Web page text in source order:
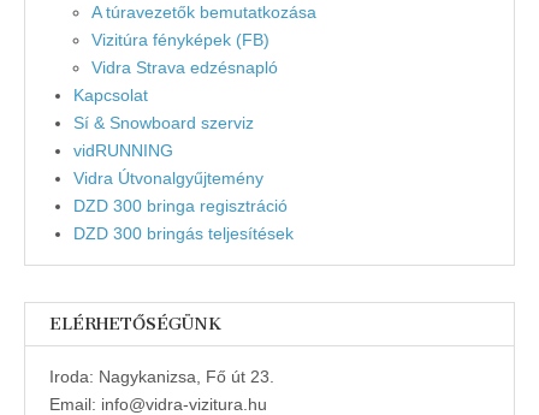
A túravezetők bemutatkozása
Vizitúra fényképek (FB)
Vidra Strava edzésnapló
Kapcsolat
Sí & Snowboard szerviz
vidRUNNING
Vidra Útvonalgyűjtemény
DZD 300 bringa regisztráció
DZD 300 bringás teljesítések
ELÉRHETŐSÉGÜNK
Iroda: Nagykanizsa, Fő út 23.
Email: info@vidra-vizitura.hu